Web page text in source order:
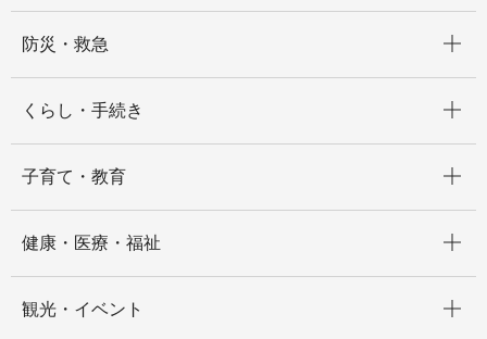
防災・救急
くらし・手続き
子育て・教育
健康・医療・福祉
観光・イベント